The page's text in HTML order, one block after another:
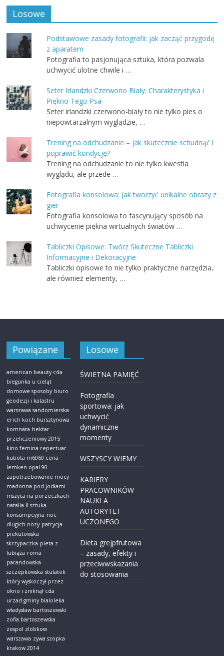
Losowe
Podstawowe zasady fotografii: jak zacząć przygodę
z aparatem
Fotografia to pasjonująca sztuka, która pozwala
uchwycić ulotne chwile i …
Seter Irlandzki Czerwono Biały: Charakterystyka i
Piękno Tego Psa
Seter irlandzki czerwono-biały to nie tylko pies o
niepowtarzalnym wyglądzie, …
Trening na odchudzanie – jak skutecznie schudnąć i
poprawić kondycję?
Trening na odchudzanie to nie tylko kwestia
wyglądu, ale przede …
Fotografia konsolowa: jak tworzyć unikalne obrazy z
gier
Fotografia konsolowa to fascynujący sposób na
uchwycenie piękna wirtualnych światów …
Tabliczki Opisowe: Twórz Skuteczne Tabliczki
Informacyjne i Dekoracyjne
Tabliczki opisowe to nie tylko praktyczne narzędzia,
ale również elementy, …
Powiązane
american beauty cda
biegunka u cieląt
domowe sposoby biuro
geodezji i katastru
warszawa sandomierska
erich koch bursztynowa
komnata hektar
przeliczeniowy 2015
kino femina repertuar
kubota m6060 cena
lemken opal 90
zapotrzebowanie mocy
madonna pod jodłami
mszyca na porzeczkach
natalia ll sztuka
konsumpcyjna noc
dlugich nozy patrycja
piekutowska
skrzypaczka pieta z
lubiąża roma
parandowska
szczepkowska stulatek
który wyskoczył przez
okno i zniknął cda
urzad gminy bialoleka
władysław bartoszewski
zofia bartoszewska
zespol zlobkow
warszawa zywa szopka
krakow 2014
Losowe
ŚWIETNA PAMIĘĆ
Fotografia
sportowa: jak
uchwycić
dynamiczne
momenty
WSZYSCY WIEMY
KARIERY
PRACOWNIKÓW
NAUKI A
AUTORYTET
UCZONEGO
Dieta grejpfrutowa
– zasady, efekty i
przeciwwskazania
do stosowania